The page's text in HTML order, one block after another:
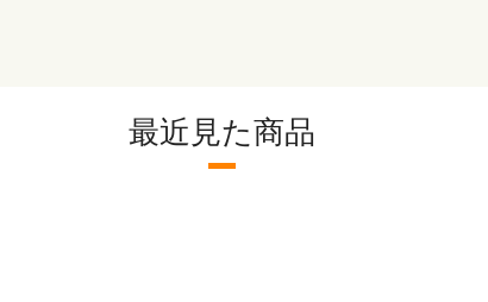
最近見た商品